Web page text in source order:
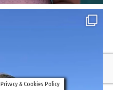
Privacy & Cookies Policy